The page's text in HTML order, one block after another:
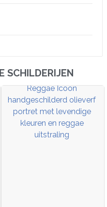
SCHILDERIJEN